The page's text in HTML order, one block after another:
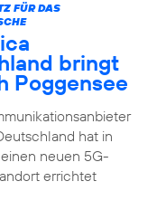
FÜR DAS
bringt
Poggensee
hat in
neuen 5G-
errichtet